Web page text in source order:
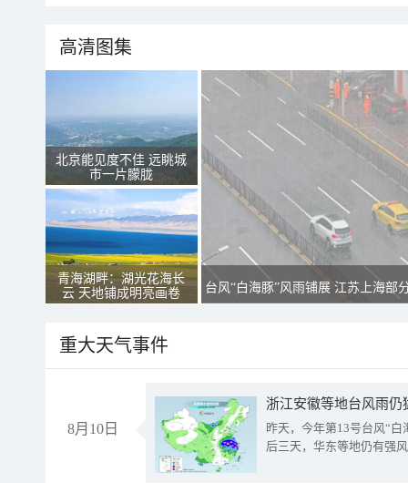
高清图集
北京能见度不佳 远眺城
市一片朦胧
青海湖畔：湖光花海长
云 天地铺成明亮画卷
台风“白海豚”风雨铺展 江苏上海部
重大天气事件
8月10日
浙江安徽等地台风雨
昨天，今年第13号台风“
后三天，华东等地仍有强